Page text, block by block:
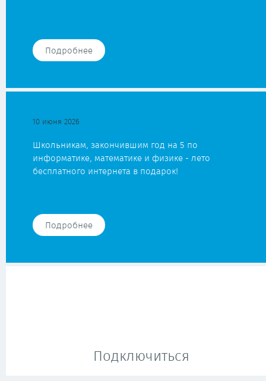
Подробнее
10 июня 2026
Школьникам, закончившим год на 5 по
информатике, математике и физике - лето
бесплатного интернета в подарок!
Подробнее
Подключиться